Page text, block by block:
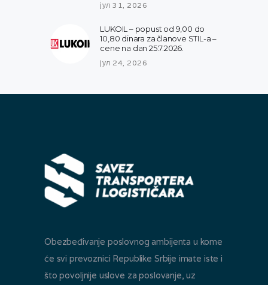
јул 31, 2026
LUKOIL – popust od 9,00 do
10,80 dinara za članove STIL-a –
cene na dan 25.7.2026.
јул 24, 2026
Obezbeđivanje poslovnog ambijenta u kome
će svi prevoznici Republike Srbije imate iste i
što povoljnije uslove za poslovanje, uz